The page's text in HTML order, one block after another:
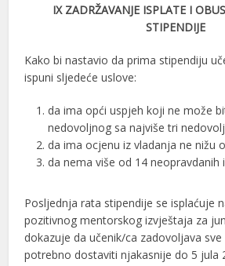
IХ ZADRŽAVANJE ISPLATE I
STIPENDIJE
Kako bi nastavio da prima stipendiju
ispuni sljedeće uslove:
da ima opći uspjeh koji ne može
nedovoljnog sa najviše tri
da ima ocjenu iz vladanja ne nižu
da nema više od 14 neopravdanih
Posljednja rata stipendije se isplaćuje
pozitivnog mentorskog izvještaja za
dokazuje da učenik/ca zadovoljava
potrebno dostaviti njakasnije do 5 jula